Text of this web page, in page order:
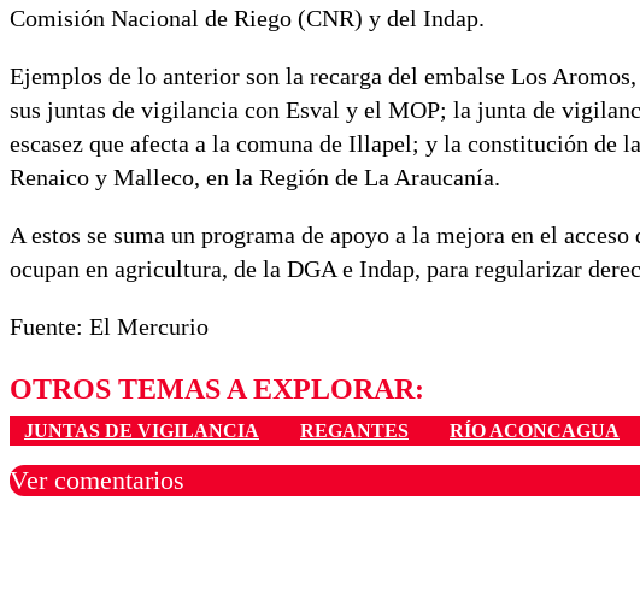
Comisión Nacional de Riego (CNR) y del Indap.
Ejemplos de lo anterior son la recarga del embalse Los
sus juntas de vigilancia con Esval y el MOP; la junta de
escasez que afecta a la comuna de Illapel; y la constitución
Renaico y Malleco, en la Región de La Araucanía.
A estos se suma un programa de apoyo a la mejora en el
ocupan en agricultura, de la DGA e Indap, para regularizar
Fuente: El Mercurio
OTROS TEMAS A EXPLORAR:
JUNTAS DE VIGILANCIA REGANTES RÍO ACONCAGUA
Ver comentarios